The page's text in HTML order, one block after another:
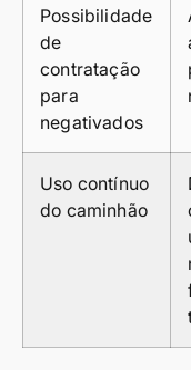
Possibilidade
de
contratação
para
negativados
Uso contínuo
do caminhão